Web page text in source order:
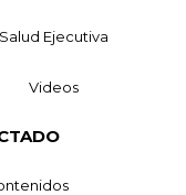
Salud Ejecutiva
Videos